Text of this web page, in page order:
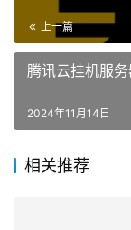
上一篇
2024年11月14日
相关推荐